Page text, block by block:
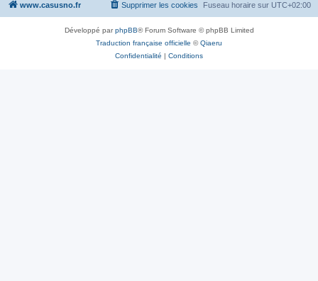
www.casusno.fr Fuseau horaire sur UTC+02:00
Supprimer les cookies
Développé parphpBB® Forum Software © phpBB Limited
Traduction française officielle ©Qiaeru
Confidentialité | Conditions